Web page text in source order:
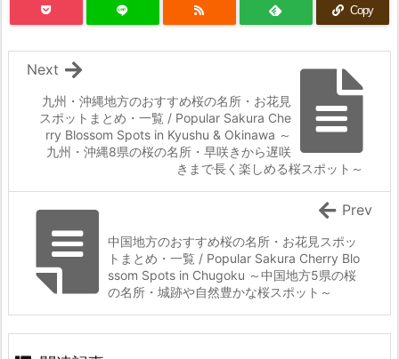
Copy
九州・沖縄地方のおすすめ桜の名所・お花見
スポットまとめ・一覧 / Popular Sakura Che
rry Blossom Spots in Kyushu & Okinawa ～
九州・沖縄8県の桜の名所・早咲きから遅咲
きまで長く楽しめる桜スポット～
Next
中国地方のおすすめ桜の名所・お花見スポッ
トまとめ・一覧 / Popular Sakura Cherry Blo
ssom Spots in Chugoku ～中国地方5県の桜
の名所・城跡や自然豊かな桜スポット～
Prev